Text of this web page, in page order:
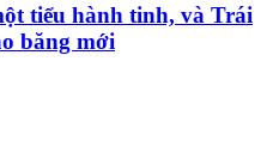
tiểu hành tinh, và Trái
băng mới